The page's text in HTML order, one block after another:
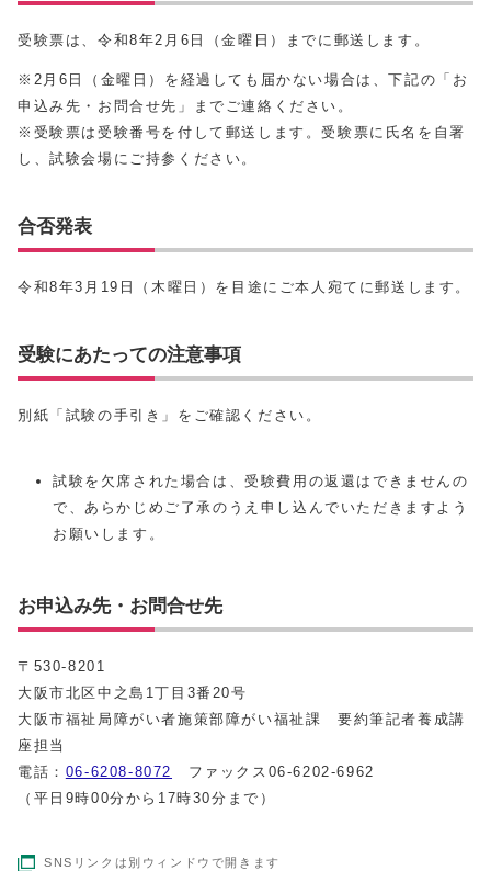
受験票は、令和8年2月6日（金曜日）までに郵送します。
※2月6日（金曜日）を経過しても届かない場合は、下記の「お
申込み先・お問合せ先」までご連絡ください。
※受験票は受験番号を付して郵送します。受験票に氏名を自署
し、試験会場にご持参ください。
合否発表
令和8年3月19日（木曜日）を目途にご本人宛てに郵送します。
受験にあたっての注意事項
別紙「試験の手引き」をご確認ください。
試験を欠席された場合は、受験費用の返還はできませんの
で、あらかじめご了承のうえ申し込んでいただきますよう
お願いします。
お申込み先・お問合せ先
〒530-8201
大阪市北区中之島1丁目3番20号
大阪市福祉局障がい者施策部障がい福祉課 要約筆記者養成講
座担当
電話： 06-6208-8072
ファックス06-6202-6962
（平日9時00分から17時30分まで）
SNSリンクは別ウィンドウで開きます